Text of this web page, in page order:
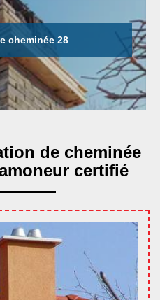
cheminée 28
de cheminée
certifié